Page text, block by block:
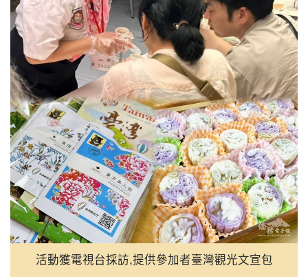
活動獲電視台採訪,提供參加者臺灣觀光文宣包